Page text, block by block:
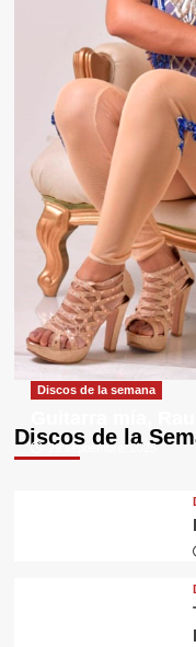
Discos de la
Discos de la semana
29 septiembre, 2025